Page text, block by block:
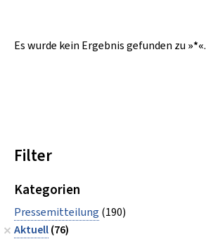
Es wurde kein Ergebnis gefunden zu »*«.
Filter
Kategorien
Pressemitteilung (190)
Aktuell(76)